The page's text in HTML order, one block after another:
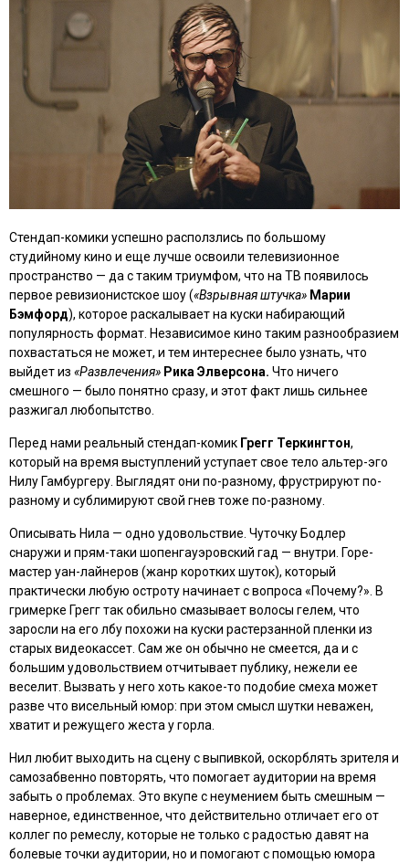
Стендап-комики успешно расползлись по большому
студийному кино и еще лучше освоили телевизионное
пространство — да с таким триумфом, что на ТВ появилось
первое ревизионистское шоу («Взрывная штучка» Марии
Бэмфорд), которое раскалывает на куски набирающий
популярность формат. Независимое кино таким разнообразием
похвастаться не может, и тем интереснее было узнать, что
выйдет из «Развлечения» Рика Элверсона. Что ничего
смешного — было понятно сразу, и этот факт лишь сильнее
разжигал любопытство.
Перед нами реальный стендап-комик Грегг Теркингтон,
который на время выступлений уступает свое тело альтер-эго
Нилу Гамбургеру. Выглядят они по-разному, фрустрируют по-
разному и сублимируют свой гнев тоже по-разному.
Описывать Нила — одно удовольствие. Чуточку Бодлер
снаружи и прям-таки шопенгауэровский гад — внутри. Горе-
мастер уан-лайнеров (жанр коротких шуток), который
практически любую остроту начинает с вопроса «Почему?». В
гримерке Грегг так обильно смазывает волосы гелем, что
заросли на его лбу похожи на куски растерзанной пленки из
старых видеокассет. Сам же он обычно не смеется, да и с
большим удовольствием отчитывает публику, нежели ее
веселит. Вызвать у него хоть какое-то подобие смеха может
разве что висельный юмор: при этом смысл шутки неважен,
хватит и режущего жеста у горла.
Нил любит выходить на сцену с выпивкой, оскорблять зрителя и
самозабвенно повторять, что помогает аудитории на время
забыть о проблемах. Это вкупе с неумением быть смешным —
наверное, единственное, что действительно отличает его от
коллег по ремеслу, которые не только с радостью давят на
болевые точки аудитории, но и помогают с помощью юмора